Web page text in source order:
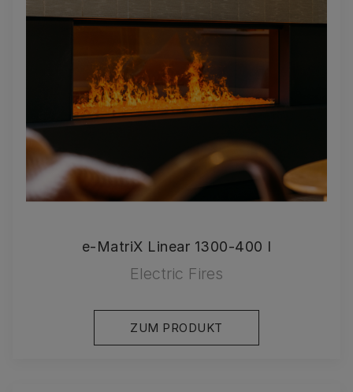
e-MatriX Linear 1300-400 I
Electric Fires
ZUM PRODUKT